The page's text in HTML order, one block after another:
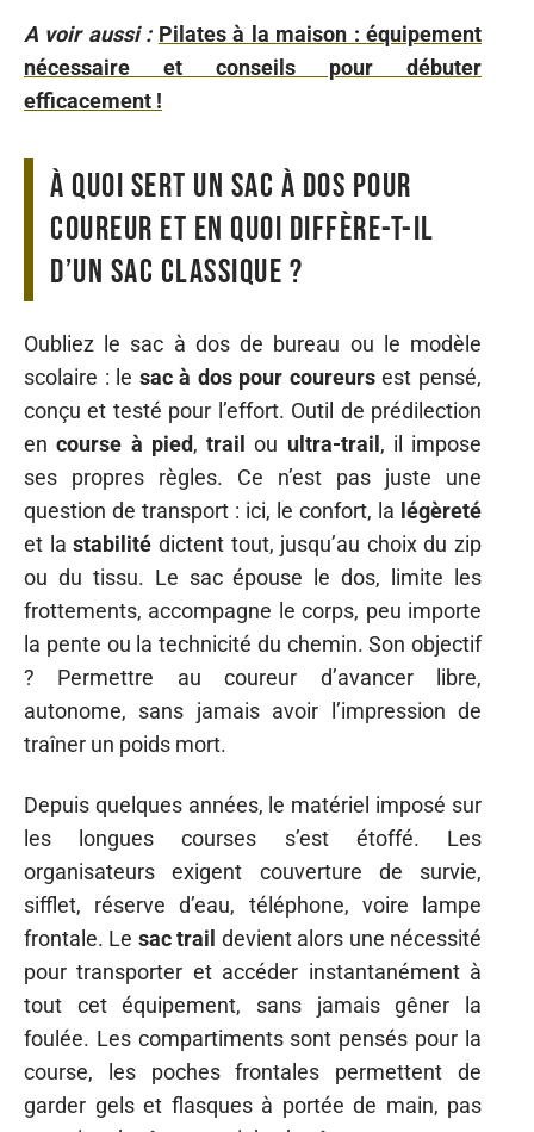
A voir aussi : Pilates à la maison : équipement
nécessaire et conseils pour débuter
efficacement !
À quoi sert un sac à dos pour
coureur et en quoi diffère-t-il
d’un sac classique ?
Oubliez le sac à dos de bureau ou le modèle
scolaire : le sac à dos pour coureursest pensé,
conçu et testé pour l’effort. Outil de prédilection
encourse à pied, trail ou ultra-trail , il impose
ses propres règles. Ce n’est pas juste une
question de transport : ici, le confort, la légèreté
et lastabilité dictent tout, jusqu’au choix du zip
ou du tissu. Le sac épouse le dos, limite les
frottements, accompagne le corps, peu importe
la pente ou la technicité du chemin. Son objectif
? Permettre au coureur d’avancer libre,
autonome, sans jamais avoir l’impression de
traîner un poids mort.
Depuis quelques années, le matériel imposé sur
les longues courses s’est étoffé. Les
organisateurs exigent couverture de survie,
sifflet, réserve d’eau, téléphone, voire lampe
frontale. Le sac trail devient alors une nécessité
pour transporter et accéder instantanément à
tout cet équipement, sans jamais gêner la
foulée. Les compartiments sont pensés pour la
course, les poches frontales permettent de
garder gels et flasques à portée de main, pas